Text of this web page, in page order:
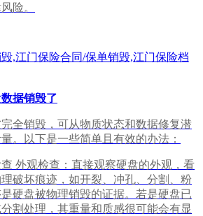
险。
,江门保险合同/保单销毁,江门保险档
据销毁了
全销毁，可从物质状态和数据修复潜
。以下是一些简单且有效的办法：
外观检查：直接观察硬盘的外观，看
破坏痕迹，如开裂、冲孔、分割、粉
硬盘被物理销毁的证据。若是硬盘已
割处理，其重量和质感很可能会有显